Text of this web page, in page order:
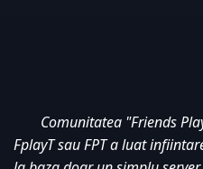
Comunitatea "Friends
FplayT sau FPT a luat